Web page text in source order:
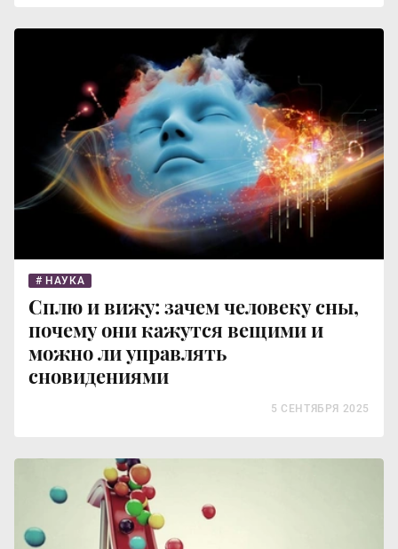
НАУКА
Сплю и вижу: зачем человеку сны,
почему они кажутся вещими и
можно ли управлять
сновидениями
5 СЕНТЯБРЯ 2025